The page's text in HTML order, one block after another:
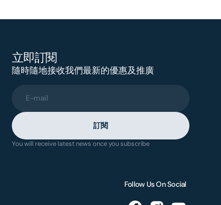
立即訂閱
隨時隨地接收我們最新的優惠及推廣
E-mail
訂閱
You will receive latest news once you subscribe
Follow Us On Social